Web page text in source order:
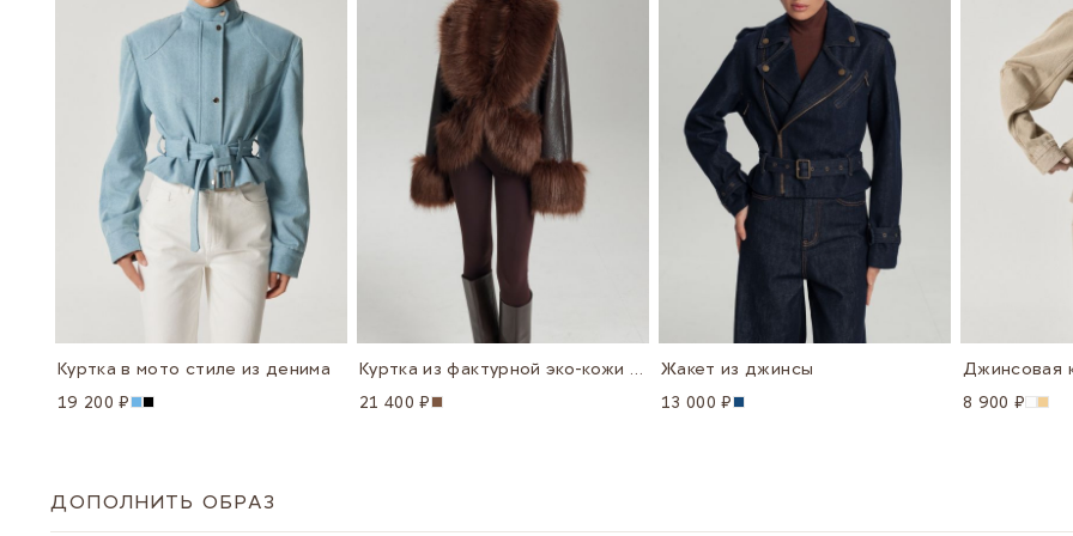
Куртка в мото стиле из денима
19 200 ₽
Куртка из фактурной эко-кожи с мехом
21 400 ₽
Жакет из джинсы
13 000 ₽
8 900 ₽
ДОПОЛНИТЬ ОБРАЗ